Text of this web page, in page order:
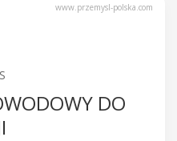
www.przemysl-polska.com
DO